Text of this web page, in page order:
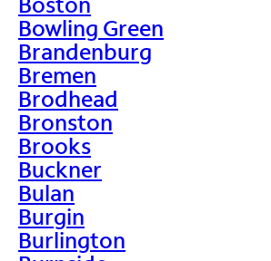
Bowling Green
Brandenburg
Bremen
Brodhead
Bronston
Brooks
Buckner
Bulan
Burgin
Burlington